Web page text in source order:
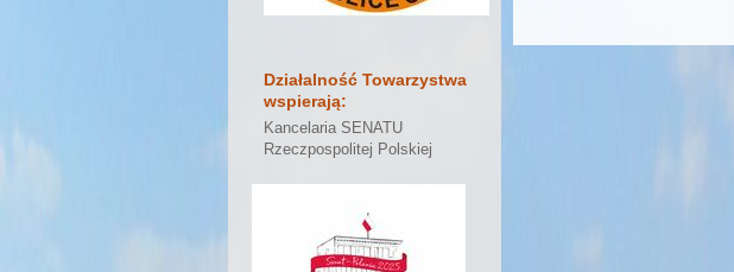
Działalność Towarzystwa
wspierają:
Kancelaria SENATU
Rzeczpospolitej Polskiej